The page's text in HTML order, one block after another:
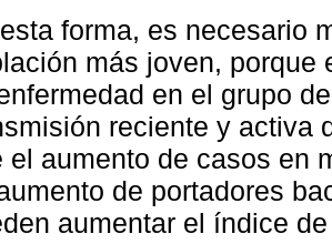
forma, es necesario
más joven,
en el grupo
reciente y activa
el aumento de casos en
de portadores
aumentar el índice